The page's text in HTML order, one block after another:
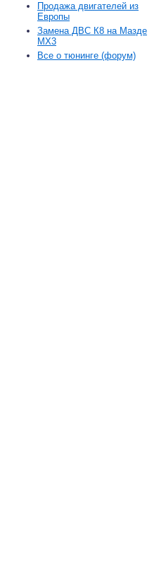
Продажа двигателей из
Европы
Замена ДВС К8 на Мазде
MX3
Все о тюнинге (форум)